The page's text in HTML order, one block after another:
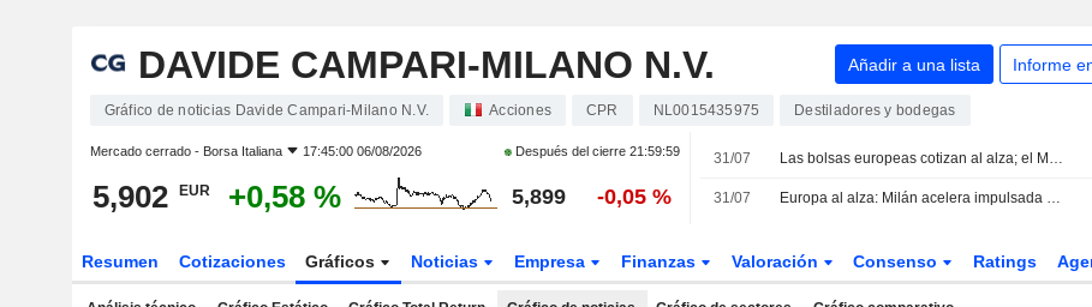
DAVIDE CAMPARI-MILANO N.V. Añadir a una lista Informe
Gráfico de noticias Davide Campari-Milano N.V. Acciones CPR NL0015435975 Destiladores y bodegas
Mercado cerrado - Borsa Italiana 17:45:00 06/08/2026 Después del cierre21:59:59
5,902 EUR +0,58 % 5,899 -0,05 %
31/07 Las bolsas europeas cotizan al alza; el MIB sube impulsado por Amplifon
31/07 Europa al alza: Milán acelera impulsada por Amplifon
Resumen Cotizaciones Gráficos Noticias Empresa Finanzas Valoración Consenso Ratings